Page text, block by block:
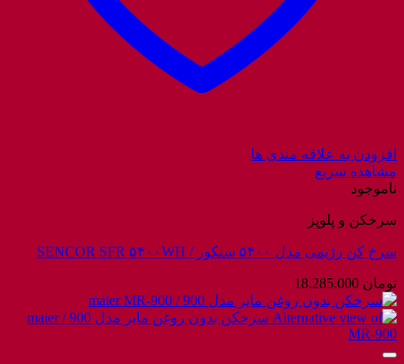
افزودن به علاقه مندی ها
مشاهده سریع
ناموجود
سرخکن و پلوپز
سرخ کن رژیمی مدل ۵۴۰۰ سنکور / SENCOR SFR ۵۴۰۰WH
تومان